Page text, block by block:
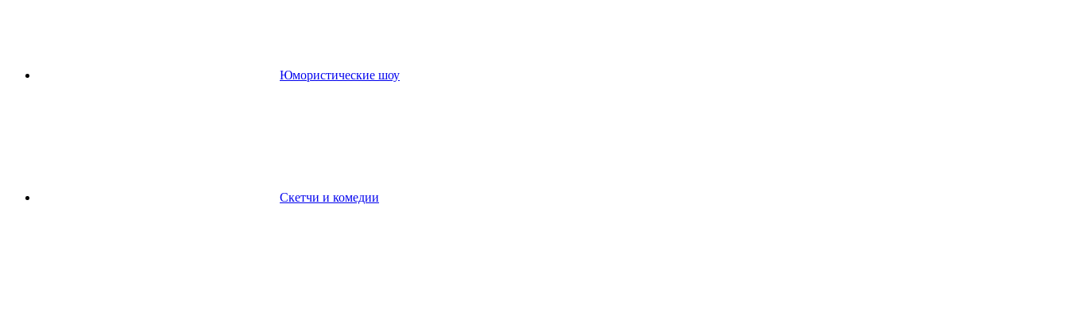
Юмористические шоу
Скетчи и комедии